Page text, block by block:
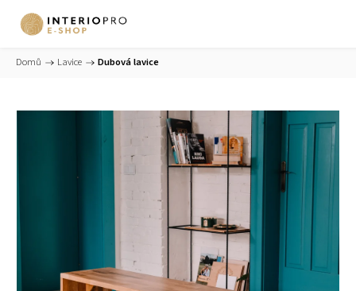
Domů / Lavice / Dubová lavice